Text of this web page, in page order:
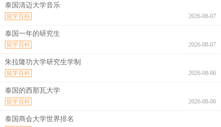
泰国清迈大学音乐
2026-08-07
留学百科
泰国一年的研究生
2026-08-07
留学百科
朱拉隆功大学研究生学制
2026-08-06
留学百科
泰国的西那瓦大学
2026-08-06
留学百科
泰国商会大学世界排名